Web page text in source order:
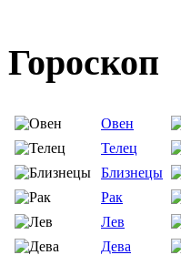
Гороскоп
Овен
Телец
Близнецы
Рак
Лев
Дева